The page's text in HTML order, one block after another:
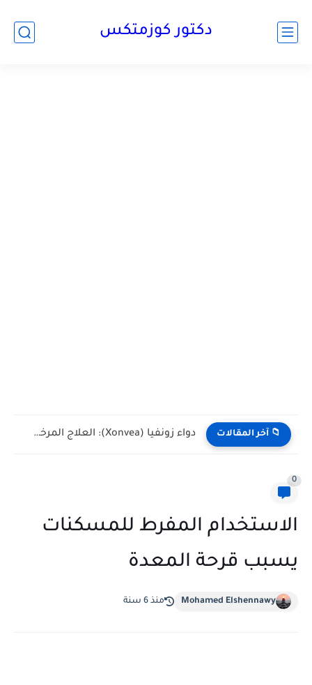
دكتور كوزمتكس
📁 آخر المقالات دواء زونفيا (Xonvea): العلاج المرخص والآمن لغثيان القيء الشديد أثناء...
0
الاستخدام المفرط للمسكنات
يسبب قرحة المعدة
Mohamed Elshennawy منذ 6 سنة